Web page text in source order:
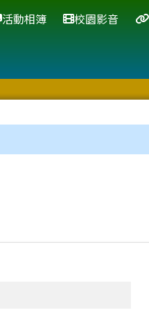
活動相簿 校園影音